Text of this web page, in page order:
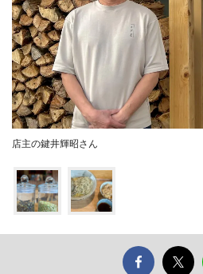
店主の鍵井輝昭さん